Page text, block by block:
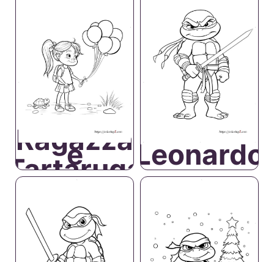
Ragazza
e
TartarugaLeonardo